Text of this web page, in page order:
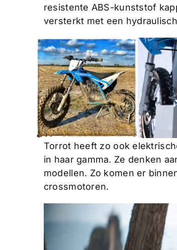
resistente ABS-kunststof
versterkt met een
Torrot heeft zo ook
in haar gamma. Ze denken
modellen. Zo komen er
crossmotoren.